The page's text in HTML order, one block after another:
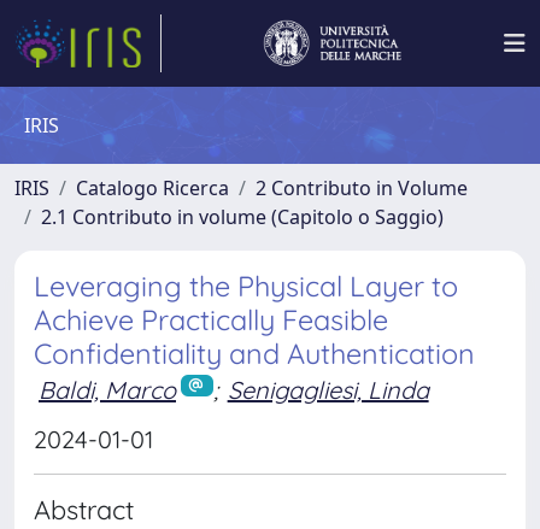
IRIS
IRIS Catalogo Ricerca
2 Contributo in Volume
2.1 Contributo in volume (Capitolo o Saggio)
Leveraging the Physical Layer to
Achieve Practically Feasible
Confidentiality and Authentication
Baldi, Marco ; Senigagliesi, Linda
2024-01-01
Abstract